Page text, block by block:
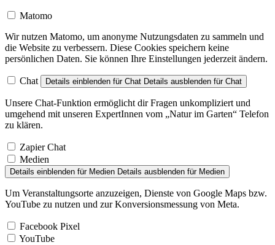
Matomo
Wir nutzen Matomo, um anonyme Nutzungsdaten zu sammeln und
die Website zu verbessern. Diese Cookies speichern keine
persönlichen Daten. Sie können Ihre Einstellungen jederzeit ändern.
Chat Details einblenden für Chat Details ausblenden für Chat
Unsere Chat-Funktion ermöglicht dir Fragen unkompliziert und
umgehend mit unseren ExpertInnen vom „Natur im Garten“ Telefon
zu klären.
Zapier Chat
Medien
Details einblenden für Medien Details ausblenden für Medien
Um Veranstaltungsorte anzuzeigen, Dienste von Google Maps bzw.
YouTube zu nutzen und zur Konversionsmessung von Meta.
Facebook Pixel
YouTube